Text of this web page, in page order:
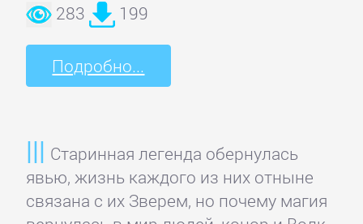
283 199
Подробно...
Старинная легенда обернулась
явью, жизнь каждого из них отныне
связана с их Зверем, но почему магия
Техническая
литература
Философия
Юриспруденция,